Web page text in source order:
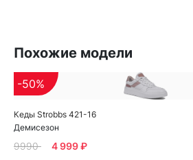
Похожие модели
Кеды Strobbs 421-16
Демисезон
-50%
9990 4 999 ₽